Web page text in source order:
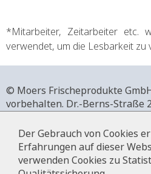
*Mitarbeiter, Zeitarbeiter etc.
verwendet, um die Lesbarkeit zu
© Moers Frischeprodukte
vorbehalten. Dr.-Berns-Straße
+49 2841 911-0,www.moers-
Der Gebrauch von Cookies
Erfahrungen auf dieser
verwenden Cookies zu